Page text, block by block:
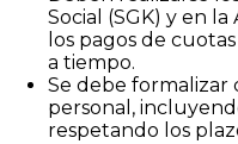
Social (SGK) y en
los pagos de
a tiempo.
Se debe formalizar
personal,
respetando los